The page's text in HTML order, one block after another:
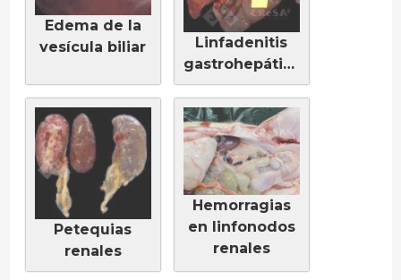
Edema de la
vesícula biliar
Linfadenitis
gastrohepática
Petequias
renales
Hemorragias
en linfonodos
renales